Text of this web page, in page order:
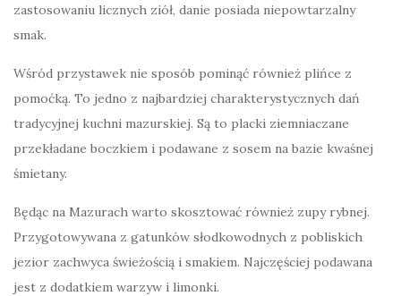
zastosowaniu licznych ziół, danie posiada niepowtarzalny
smak.
Wśród przystawek nie sposób pominąć również plińce z
pomoćką. To jedno z najbardziej charakterystycznych dań
tradycyjnej kuchni mazurskiej. Są to placki ziemniaczane
przekładane boczkiem i podawane z sosem na bazie kwaśnej
śmietany.
Będąc na Mazurach warto skosztować również zupy rybnej.
Przygotowywana z gatunków słodkowodnych z pobliskich
jezior zachwyca świeżością i smakiem. Najczęściej podawana
jest z dodatkiem warzyw i limonki.